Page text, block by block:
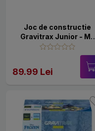
Joc de constructie
Gravitrax Junior - My
Ocean - Set de
accesorii, Lumea
89.99 Lei